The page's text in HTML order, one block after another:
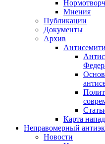
Мнения
Публикации
Документы
Архив
Карта
Неправомерный
Новости